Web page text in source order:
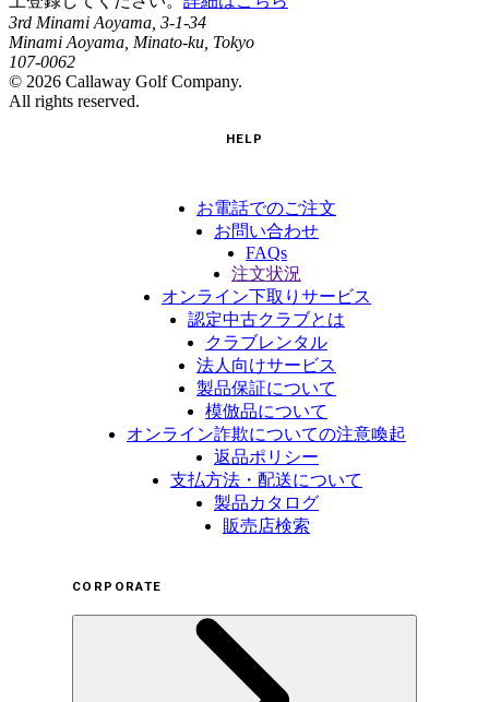
3rd Minami Aoyama, 3-1-34
Minami Aoyama, Minato-ku, Tokyo
107-0062
© 2026 Callaway Golf Company.
All rights reserved.
HELP
お電話でのご注文
お問い合わせ
FAQs
注文状況
オンライン下取りサービス
認定中古クラブとは
クラブレンタル
法人向けサービス
製品保証について
模倣品について
オンライン詐欺についての注意喚起
返品ポリシー
支払方法・配送について
製品カタログ
販売店検索
CORPORATE